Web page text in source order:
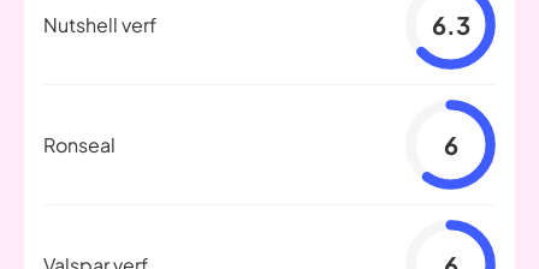
Nutshell verf 6.3
Ronseal 6